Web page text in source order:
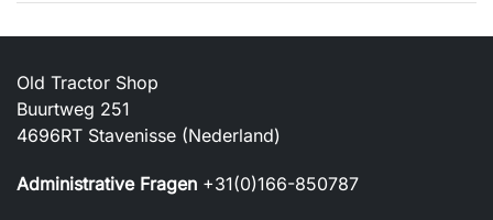
Old Tractor Shop
Buurtweg 251
4696RT Stavenisse (Nederland)
Administrative Fragen +31(0)166-850787